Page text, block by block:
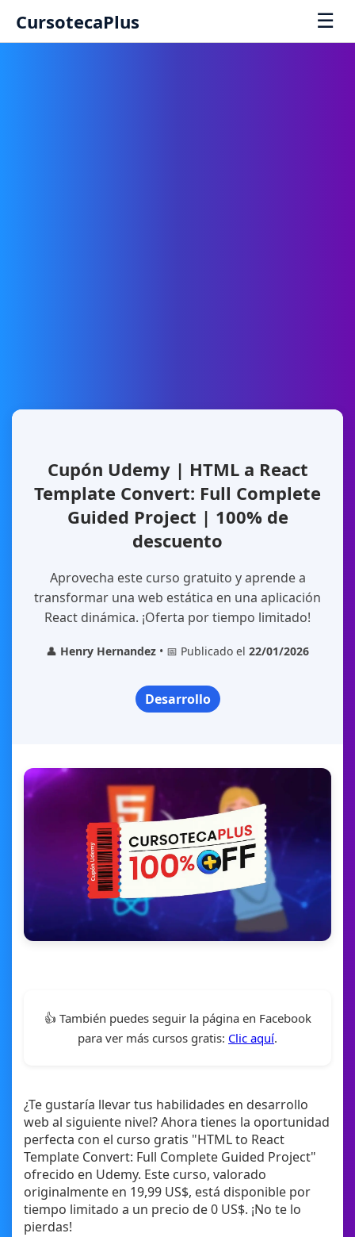
CursotecaPlus ☰
Cupón Udemy | HTML a React
Template Convert: Full Complete
Guided Project | 100% de
descuento
Aprovecha este curso gratuito y aprende a
transformar una web estática en una aplicación
React dinámica. ¡Oferta por tiempo limitado!
👤 Henry Hernandez • 📅 Publicado el 22/01/2026
Desarrollo
👍 También puedes seguir la página en Facebook
para ver más cursos gratis: Clic aquí.
¿Te gustaría llevar tus habilidades en desarrollo
web al siguiente nivel? Ahora tienes la oportunidad
perfecta con el curso gratis "HTML to React
Template Convert: Full Complete Guided Project"
ofrecido en Udemy. Este curso, valorado
originalmente en 19,99 US$, está disponible por
tiempo limitado a un precio de 0 US$. ¡No te lo
pierdas!